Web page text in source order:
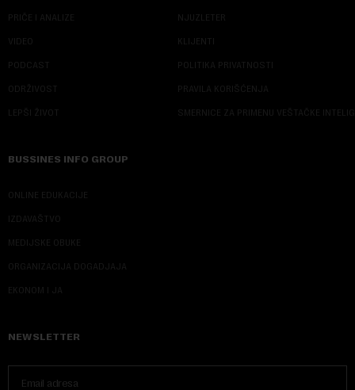
PRIČE I ANALIZE
VIDEO
PODCAST
ODRŽIVOST
LEPŠI ŽIVOT
NJUZLETER
KLIJENTI
POLITIKA PRIVATNOSTI
PRAVILA KORIŠĆENJA
SMERNICE ZA PRIMENU VEŠTAČKE
BUSSINES INFO GROUP
ONLINE EDUKACIJE
IZDAVAŠTVO
MEDIJSKE OBUKE
ORGANIZACIJA DOGADJAJA
EKONOM I JA
NEWSLETTER